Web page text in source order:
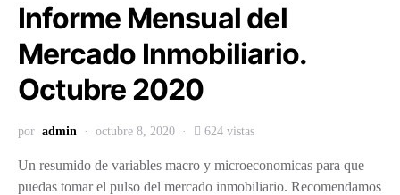
Informe Mensual del
Mercado Inmobiliario.
Octubre 2020
por admin octubre 8, 2020 624 vistas
Un resumido de variables macro y microeconomicas para que
puedas tomar el pulso del mercado inmobiliario. Recomendamos